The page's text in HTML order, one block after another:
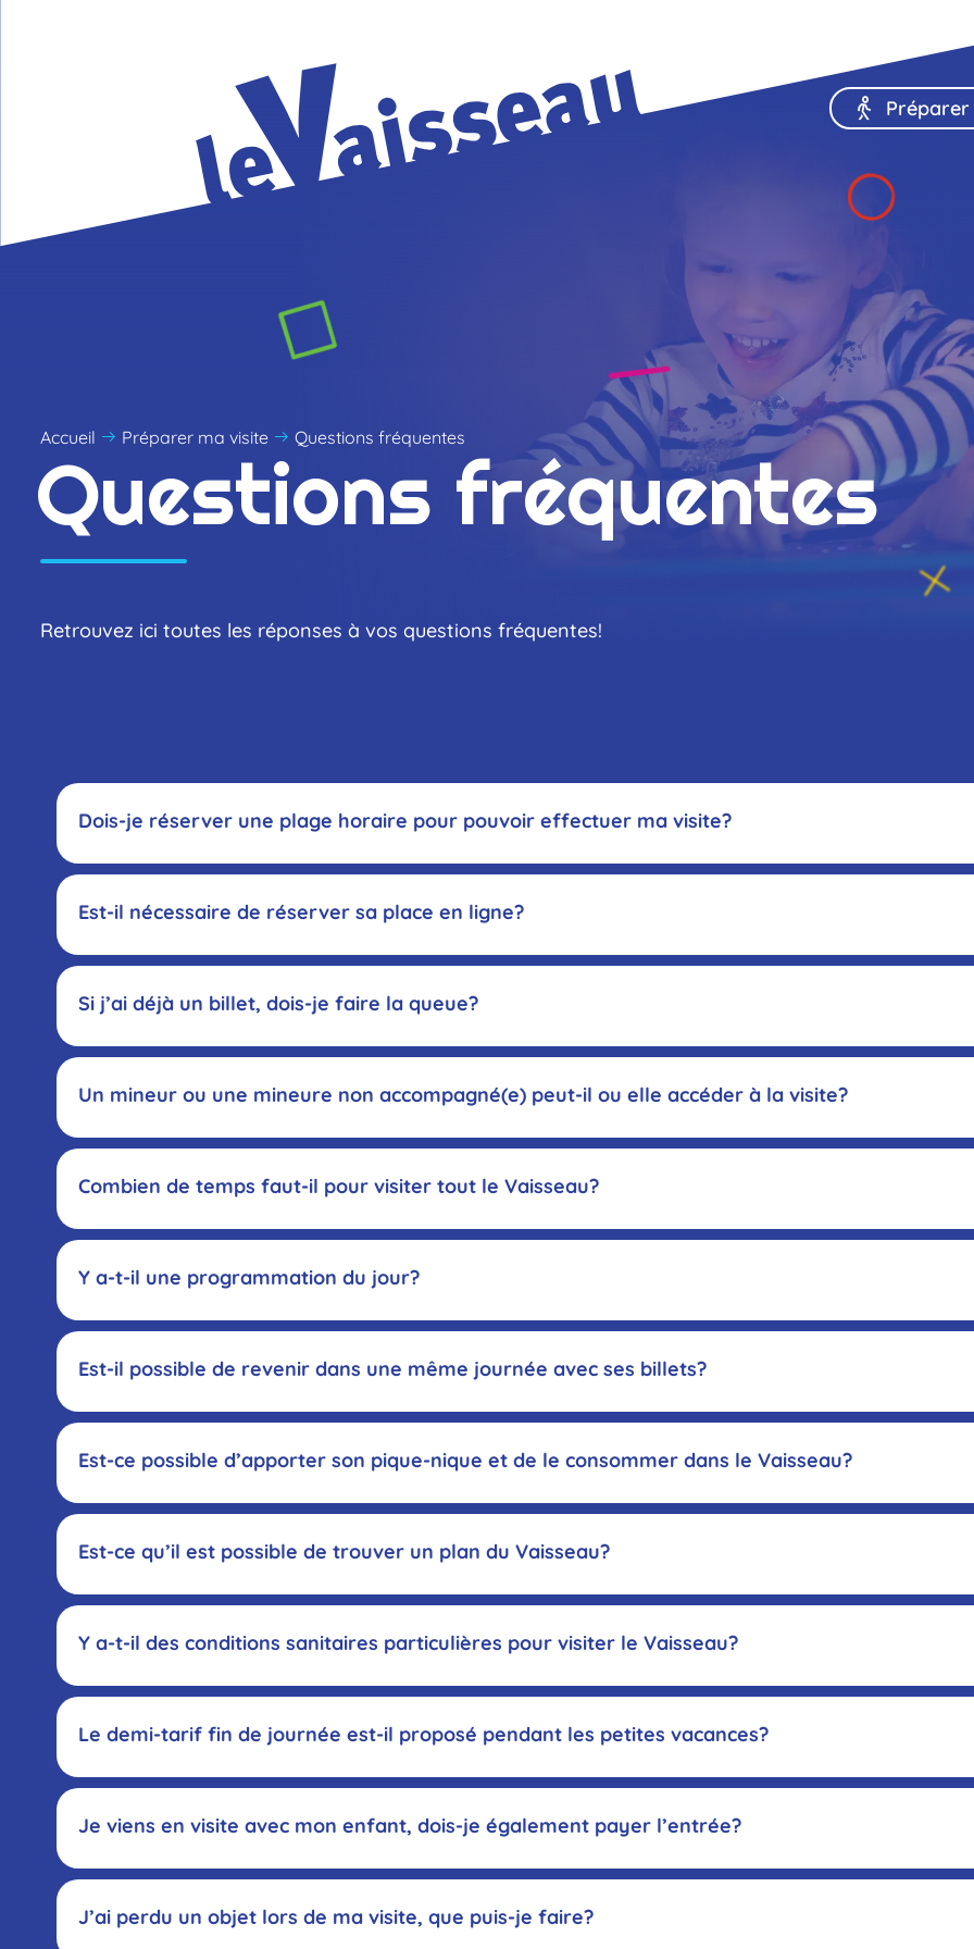
Accueil
Explorer
Participer
notre
Accueil Préparer ma visite Questions fréquentes
Questions fréquentes
Retrouvez ici toutes les réponses à vos questions fréquentes!
Dois-je réserver une plage horaire pour pouvoir effectuer ma visite?
Est-il nécessaire de réserver sa place en ligne?
Si j’ai déjà un billet, dois-je faire la queue?
Un mineur ou une mineure non accompagné(e) peut-il ou elle accéder à la visite?
Combien de temps faut-il pour visiter tout le Vaisseau?
Y a-t-il une programmation du jour?
Est-il possible de revenir dans une même journée avec ses billets?
Est-ce possible d’apporter son pique-nique et de le consommer dans le Vaisseau?
Est-ce qu’il est possible de trouver un plan du Vaisseau?
Y a-t-il des conditions sanitaires particulières pour visiter le Vaisseau?
Le demi-tarif fin de journée est-il proposé pendant les petites vacances?
Je viens en visite avec mon enfant, dois-je également payer l’entrée?
J’ai perdu un objet lors de ma visite, que puis-je faire?